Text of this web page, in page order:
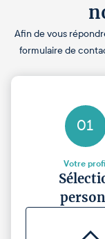
Afin de vous
formulaire de
01
Votre